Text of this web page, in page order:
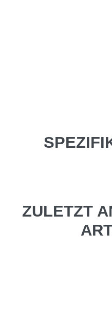
ZULETZT